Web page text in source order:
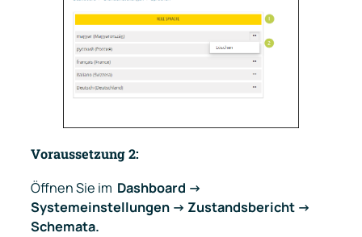
Voraussetzung 2:
Öffnen Sie im Dashboard ->
Systemeinstellungen -> Zustandsbericht ->
Schemata.